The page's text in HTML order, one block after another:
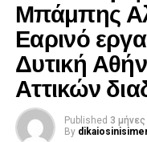
Μπάμπης
Εαρινό
Δυτική
Αττικών
Published 3
By